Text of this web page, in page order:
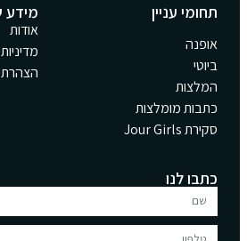
תחומי עניין
אופנה
ביוטי
המלצות
כתבות מומלצות
סקירת Jour Girls
מידע
אודות
הצהרת
כתבו לנו